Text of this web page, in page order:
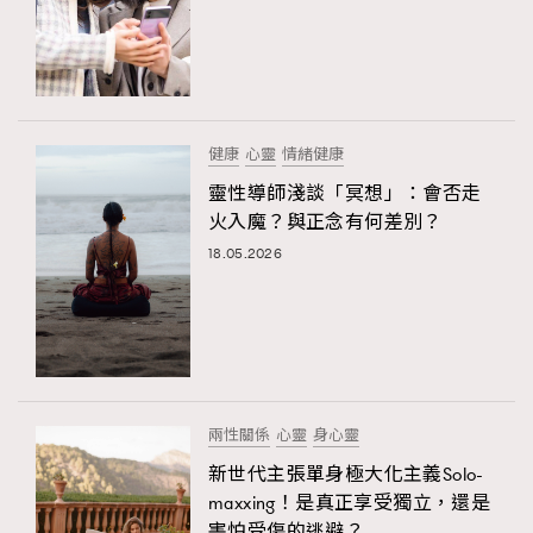
健康 心靈 情緒健康
靈性導師淺談「冥想」：會否走
火入魔？與正念有何差別？
18.05.2026
兩性關係 心靈 身心靈
新世代主張單身極大化主義Solo-
maxxing！是真正享受獨立，還是